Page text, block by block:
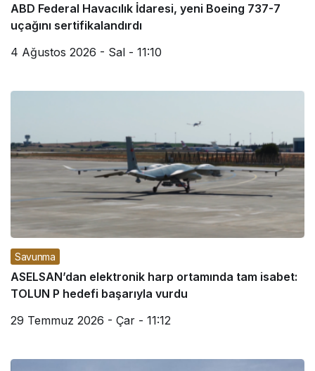
ABD Federal Havacılık İdaresi, yeni Boeing 737-7
uçağını sertifikalandırdı
4 Ağustos 2026 - Sal - 11:10
Savunma
ASELSAN’dan elektronik harp ortamında tam isabet:
TOLUN P hedefi başarıyla vurdu
29 Temmuz 2026 - Çar - 11:12